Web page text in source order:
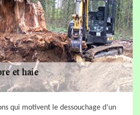
qui motivent le dessouchage d’un